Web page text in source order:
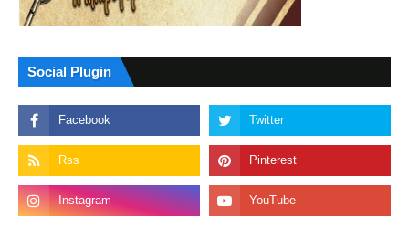
Social Plugin